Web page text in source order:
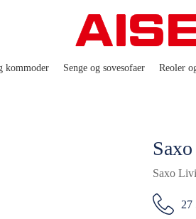
kommoder Senge og sovesofaer Reoler
Saxo
27